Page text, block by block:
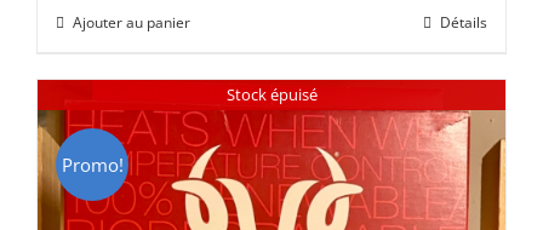
était :
CHF 85.00.CHF 59.00.
Ajouter au panier Détails
Stock épuisé
Promo!